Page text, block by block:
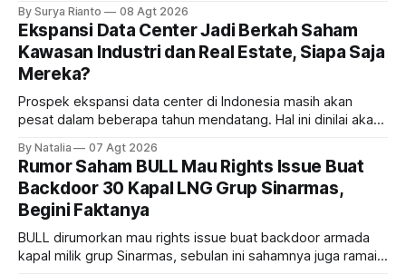
By Surya Rianto 08 Agt 2026
Ekspansi Data Center Jadi Berkah Saham
Kawasan Industri dan Real Estate, Siapa Saja
Mereka?
Prospek ekspansi data center di Indonesia masih akan
pesat dalam beberapa tahun mendatang. Hal ini dinilai akan
estate, ada siapa saja mereka?
By Natalia 07 Agt 2026
Rumor Saham BULL Mau Rights Issue Buat
Backdoor 30 Kapal LNG Grup Sinarmas,
Begini Faktanya
BULL dirumorkan mau rights issue buat backdoor armada
kapal milik grup Sinarmas, sebulan ini sahamnya juga ramai